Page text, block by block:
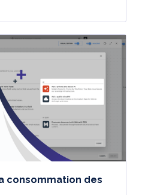
consommation des